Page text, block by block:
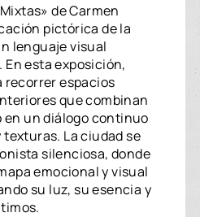
de Carmen
pictórica de la
lenguaje visual
esta exposición,
recorrer espacios
que combinan
en un diálogo continuo
La ciudad se
silenciosa, donde
emocional y visual
su luz, su esencia y